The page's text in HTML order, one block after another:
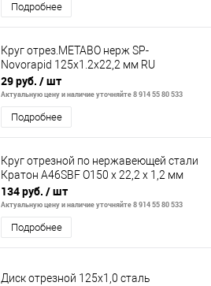
Подробнее
Круг отрез.METABO нерж SP-
Novorapid 125x1.2x22,2 мм RU
29 руб. / шт
Актуальную цену и наличие уточняйте 8 914 55 80 533
Подробнее
Круг отрезной по нержавеющей стали
Кратон A46SBF O150 х 22,2 х 1,2 мм
134 руб. / шт
Актуальную цену и наличие уточняйте 8 914 55 80 533
Подробнее
Диск отрезной 125х1,0 сталь